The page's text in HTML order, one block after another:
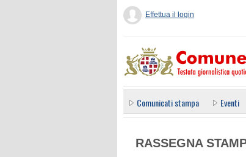
Effettua il login
Comunicati stampa Eventi
RASSEGNA